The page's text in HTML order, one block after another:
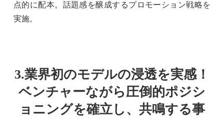
点的に配本。話題感を醸成するプロモーション戦略を
実施。
3.業界初のモデルの浸透を実感！
ベンチャーながら圧倒的ポジシ
ョニングを確立し、共鳴する事